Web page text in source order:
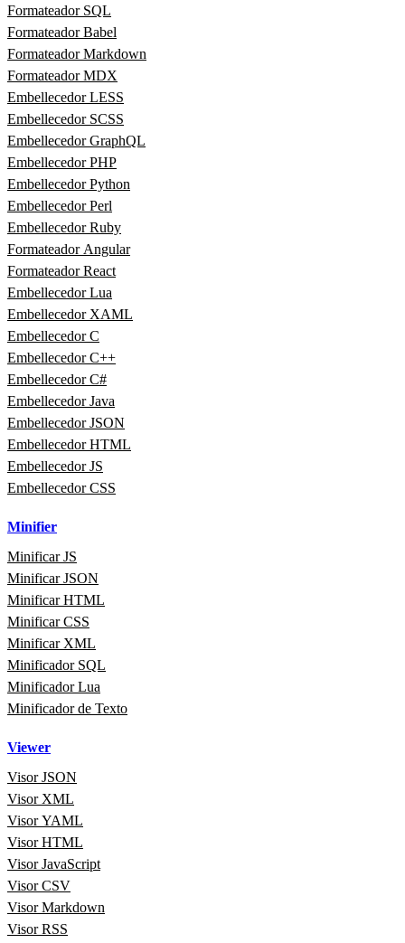
Formateador SQL
Formateador Babel
Formateador Markdown
Formateador MDX
Embellecedor LESS
Embellecedor SCSS
Embellecedor GraphQL
Embellecedor PHP
Embellecedor Python
Embellecedor Perl
Embellecedor Ruby
Formateador Angular
Formateador React
Embellecedor Lua
Embellecedor XAML
Embellecedor C
Embellecedor C++
Embellecedor C#
Embellecedor Java
Embellecedor JSON
Embellecedor HTML
Embellecedor JS
Embellecedor CSS
Minifier
Minificar JS
Minificar JSON
Minificar HTML
Minificar CSS
Minificar XML
Minificador SQL
Minificador Lua
Minificador de Texto
Viewer
Visor JSON
Visor XML
Visor YAML
Visor HTML
Visor JavaScript
Visor CSV
Visor Markdown
Visor RSS